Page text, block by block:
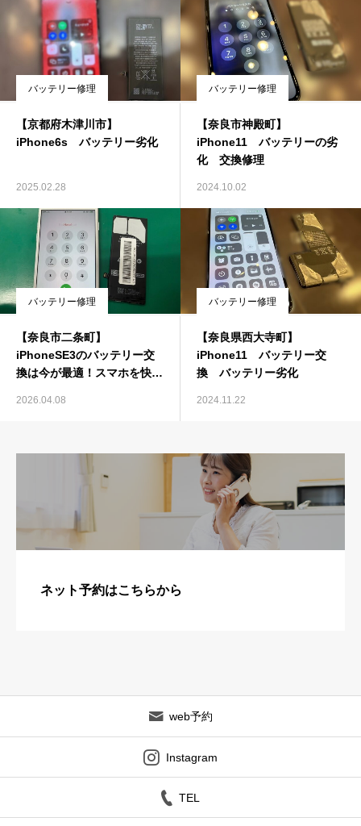
バッテリー修理
【京都府木津川市】
iPhone6s バッテリー劣化
2025.02.28
バッテリー修理
【奈良市神殿町】
iPhone11 バッテリーの劣
化 交換修理
2024.10.02
バッテリー修理
【奈良市二条町】
iPhoneSE3のバッテリー交
換は今が最適！スマホを快適
2026.04.08
バッテリー修理
【奈良県西大寺町】
iPhone11 バッテリー交
換 バッテリー劣化
2024.11.22
ネット予約はこちらから
web予約
Instagram
TEL